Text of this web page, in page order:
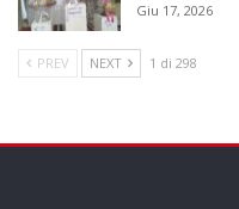
Giu 17, 2026
PREV NEXT 1 di 298